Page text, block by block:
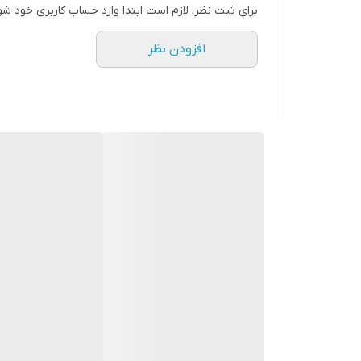
برای ثبت نظر، لازم است ابتدا وارد حساب کاربری خود
افزودن نظر